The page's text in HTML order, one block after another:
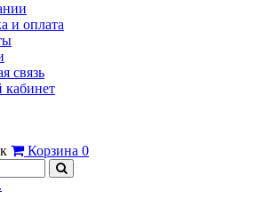
и оплата
связь
Корзина 0